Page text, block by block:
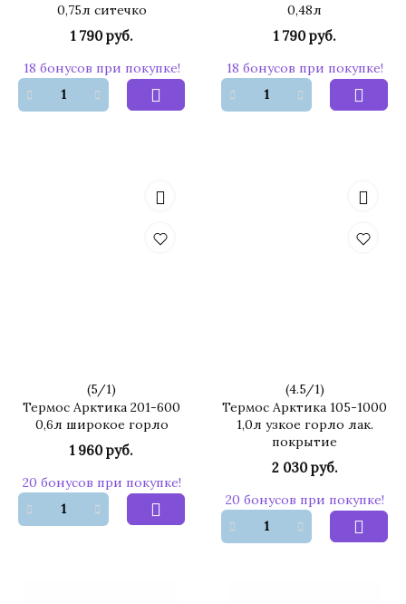
0,75л ситечко
1 790 руб.
18 бонусов при покупке!
0,48л
1 790 руб.
18 бонусов при покупке!
(5/1)
Термос Арктика 201-600
0,6л широкое горло
1 960 руб.
20 бонусов при покупке!
(4.5/1)
Термос Арктика 105-1000
1,0л узкое горло лак.
покрытие
2 030 руб.
20 бонусов при покупке!